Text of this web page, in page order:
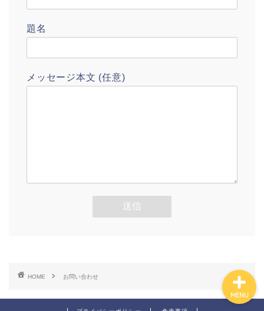
題名
メッセージ本文 (任意)
HOME お問い合わせ
MENU
ホーム
お問い合わせ